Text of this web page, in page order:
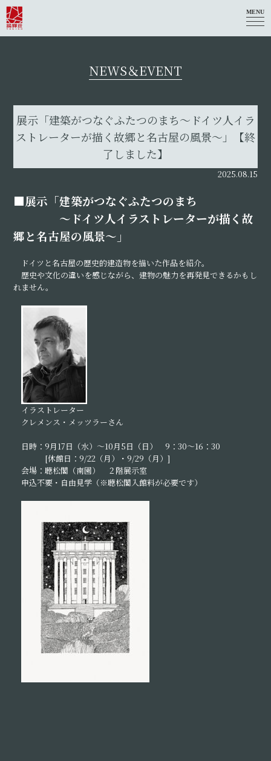
MENU
NEWS＆EVENT
展示「建築がつなぐふたつのまち～ドイツ人イラ
ストレーターが描く故郷と名古屋の風景～」【終
了しました】
2025.08.15
■展示「建築がつなぐふたつのまち
～ドイツ人イラストレーターが描く故
郷と名古屋の風景～」
ドイツと名古屋の歴史的建造物を描いた作品を紹介。
歴史や文化の違いを感じながら、建物の魅力を再発見できるかもし
れません。
イラストレーター
クレメンス・メッツラーさん
日時：9月17日（水）～10月5日（日） 9：30～16：30
[休館日：9/22（月）・9/29（月）]
会場：聴松閣（南園） ２階展示室
申込不要・自由見学（※聴松閣入館料が必要です）